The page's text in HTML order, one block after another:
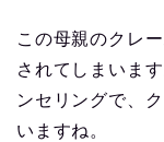
この母親のクレ
されてしまいま
ンセリングで、
いますね。